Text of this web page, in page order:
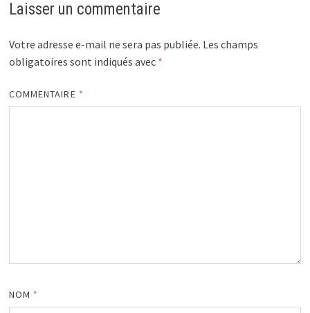
Laisser un commentaire
Votre adresse e-mail ne sera pas publiée. Les champs
obligatoires sont indiqués avec *
COMMENTAIRE *
NOM *